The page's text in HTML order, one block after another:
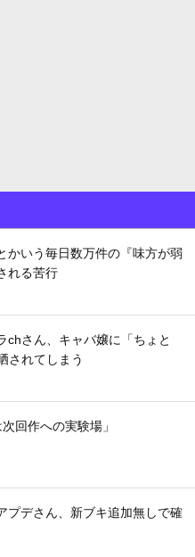
かいう毎日数万件の『味方が弱
れる苦行
chさん、キャバ嬢に「ちょと
されてしまう
回作への実験場」
プデさん、新ブキ追加無しで確